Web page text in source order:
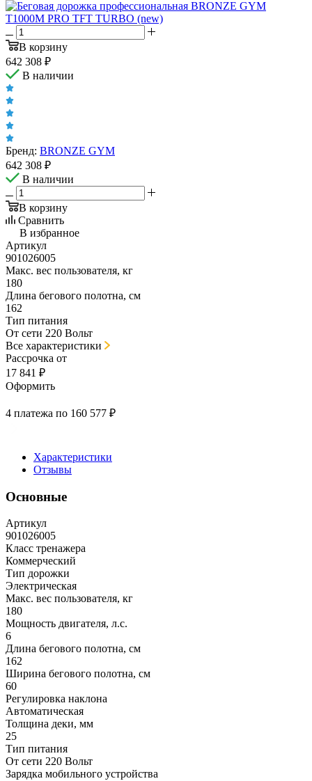
В корзину
642 308 ₽
В наличии
Бренд: BRONZE GYM
642 308 ₽
В наличии
В корзину
Сравнить
В избранное
Артикул
901026005
Макс. вес пользователя, кг
180
Длина бегового полотна, см
162
Тип питания
От сети 220 Вольт
Все характеристики
Рассрочка от
17 841 ₽
Оформить
4 платежа по 160 577 ₽
Характеристики
Отзывы
Основные
Артикул
901026005
Класс тренажера
Коммерческий
Тип дорожки
Электрическая
Макс. вес пользователя, кг
180
Мощность двигателя, л.с.
6
Длина бегового полотна, см
162
Ширина бегового полотна, см
60
Регулировка наклона
Автоматическая
Толщина деки, мм
25
Тип питания
От сети 220 Вольт
Зарядка мобильного устройства